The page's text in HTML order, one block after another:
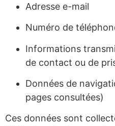
Adresse e-mail
Numéro de
Informations
de contact ou de
Données de
pages consultées)
Ces données sont